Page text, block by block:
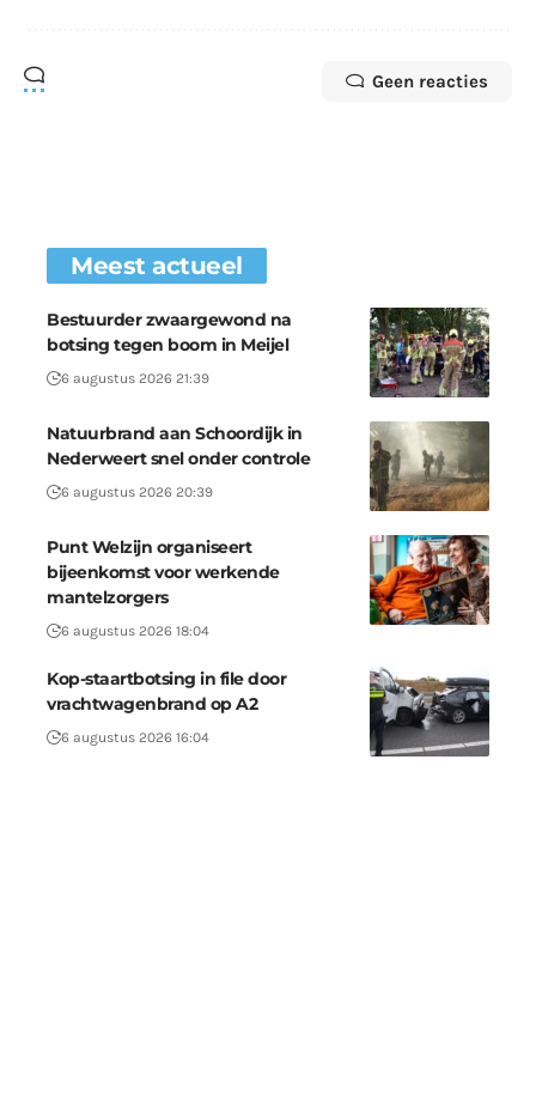
Geen reacties
Meest actueel
Bestuurder zwaargewond na
botsing tegen boom in Meijel
6 augustus 2026 21:39
Natuurbrand aan Schoordijk in
Nederweert snel onder controle
6 augustus 2026 20:39
Punt Welzijn organiseert
bijeenkomst voor werkende
mantelzorgers
6 augustus 2026 18:04
Kop-staartbotsing in file door
vrachtwagenbrand op A2
6 augustus 2026 16:04